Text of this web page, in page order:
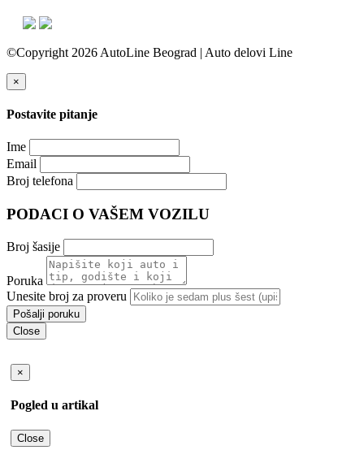
©Copyright 2026 AutoLine Beograd | Auto delovi Line
×
Postavite pitanje
Ime
Email
Broj telefona
PODACI O VAŠEM VOZILU
Broj šasije
Poruka
Unesite broj za proveru
Close
×
Pogled u artikal
Close